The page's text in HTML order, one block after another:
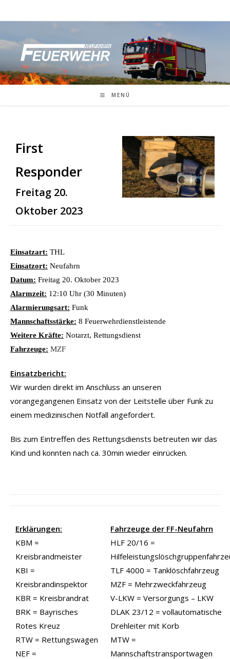
Inhalt
MENÜ
First
Responder
Freitag 20.
Oktober 2023
Einsatzart: THL
Einsatzort: Neufahrn
Datum: Freitag 20. Oktober 2023
Alarmzeit: 12:10 Uhr (30 Minuten)
Alarmierungsart: Funk
Mannschaftsstärke: 8 Feuerwehrdienstleistende
Weitere Kräfte: Notarzt, Rettungsdienst
Fahrzeuge: MZF
Einsatzbericht:
Wir wurden direkt im Anschluss an unseren
vorangegangenen Einsatz von der Leitstelle über Funk zu
einem medizinischen Notfall angefordert.
Bis zum Eintreffen des Rettungsdiensts betreuten wir das
Kind und konnten nach ca. 30min wieder einrücken.
Erklärungen:
KBM =
Kreisbrandmeister
KBI =
Kreisbrandinspektor
KBR = Kreisbrandrat
BRK = Bayrisches
Rotes Kreuz
RTW = Rettungswagen
NEF =
Fahrzeuge der FF-Neufahrn
HLF 20/16 =
TLF 4000 = Tanklöschfahrzeug
MZF = Mehrzweckfahrzeug
V-LKW = Versorgungs – LKW
DLAK 23/12 = vollautomatische
Drehleiter mit Korb
MTW =
Mannschaftstransportwagen